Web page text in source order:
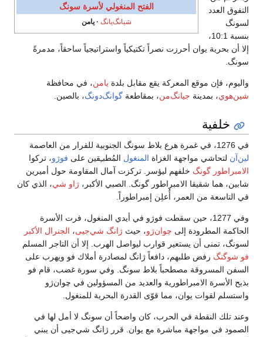
الفتح المنغولي لأسرة سونگ
شيانگ‌يانگ يامن
التفوق العدد
لسونگ
بنسبة 10:1،
إلا أن بحرية يوان أحرزت نصراً تكتيكياً واستراتيجياً ساحقاً، مدمرةً
سونگ.
واليوم، فإن موقع المعركة يقع مقابل بلدة يامن، في محافظة
شين‌هوي، بمدينة جيانگ‌من، بمقاطعة گوانگ‌دونگ، بالصين.
خلفية
في 1276، في غمرة هرع بلاط سونگ الجنوبية للفرار من العاصمة
لين‌آن لتحاشي مواجهة الغزاة المنغول المُطبـِقين على فوژو، تركوا
الامبراطور گونگ خلفهم ليؤسر. تركزت آمال المقاومة حول أميرين
شابين، هما شقيقا الامبراطور گونگ. الصبي الأكبر، ژاو شي، الذي كان
في التاسعة من العمر، أُعلِن إمبراطوراً.
وفي 1277، حين سقطت فوژو في أيدي المنغول، فرت الأسرة
الحاكمة المطرودة إلى چوان‌ژو، حيث ژانگ شي‌جيى، الجنرال الأكبر
لسونگ، تمنى أن يستعير قوارب ليواصل الهرب. إلا أن التاجر المسلم
فو شوگنگ رفض طلبهم، دافعاً ژانگ لمصادرة أملاك فو ويهرب على
السفن المسروقة مصطحباً بلاط سونگ. وفي سورة غضب، قام فو
بذبح الأسرة الامبراطورية والعديد من المسؤولين في چوان‌ژو
واستسلم لقوات يوان، مما قوّى القدرة البحرية للمنغول.
وعند تلك النقطة في الحرب، كان واضحاً أن سونگ لا أمل لها في
الصمود في مواجهة مباشرة مع يوان. قرر ژانگ شي‌جيى أن يبني